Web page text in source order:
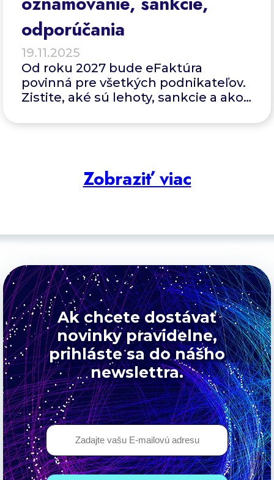
odporúčania
19.11.2025
Od roku 2027 bude eFaktúra
povinná pre všetkých podnikateľov.
Zistite, aké sú lehoty, sankcie a ako
Zobraziť viac
Ak chcete dostávať
novinky pravidelne,
prihláste sa do nášho
newslettra.